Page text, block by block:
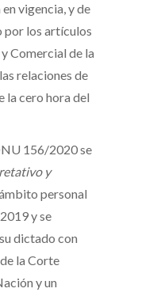
vigencia, y de
por los artículos
Comercial de la
relaciones de
la cero hora del
156/2020 se
y
personal
y se
dictado con
la Corte
y un